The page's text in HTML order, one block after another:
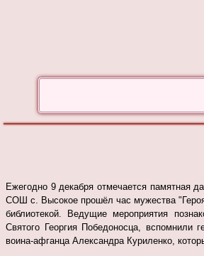
Ежегодно 9 декабря отмечается памятная
СОШ с. Высокое прошёл час мужества
библиотекой.
Ведущие мероприятия
Святого Георгия Победоносца, вспомнили
воина-афганца Александра Куриленко,